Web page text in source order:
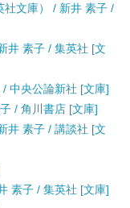
社文庫） / 新井 素子 /
井 素子 / 集英社 [文
中央公論新社 [文庫]
/ 角川書店 [文庫]
井 素子 / 講談社 [文
素子 / 集英社 [文庫]